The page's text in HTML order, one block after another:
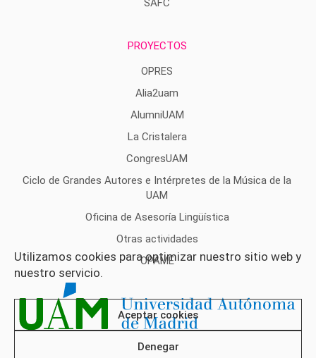
Utilizamos cookies para optimizar nuestro sitio web y
nuestro servicio.
Aceptar cookies
Denegar
SAFC
PROYECTOS
OPRES
Alia2uam
AlumniUAM
La Cristalera
CongresUAM
Ciclo de Grandes Autores e Intérpretes de la Música de la
UAM
Oficina de Asesoría Lingüística
Otras actividades
OPAME